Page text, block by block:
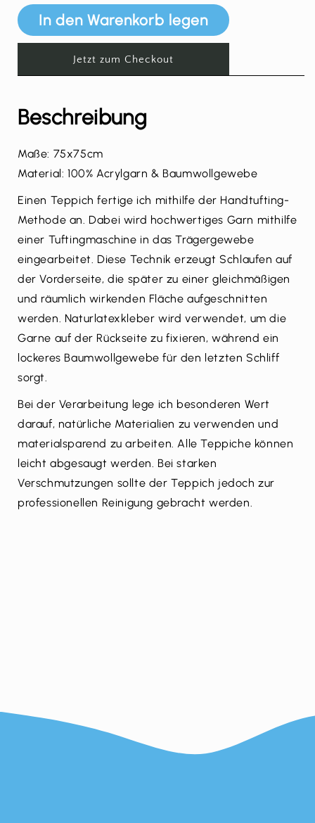
In den Warenkorb legen
Jetzt zum Checkout
Beschreibung
Maße: 75x75cm
Material: 100% Acrylgarn & Baumwollgewebe
Einen Teppich fertige ich mithilfe der Handtufting-
Methode an. Dabei wird hochwertiges Garn mithilfe
einer Tuftingmaschine in das Trägergewebe
eingearbeitet. Diese Technik erzeugt Schlaufen auf
der Vorderseite, die später zu einer gleichmäßigen
und räumlich wirkenden Fläche aufgeschnitten
werden. Naturlatexkleber wird verwendet, um die
Garne auf der Rückseite zu fixieren, während ein
lockeres Baumwollgewebe für den letzten Schliff
sorgt.
Bei der Verarbeitung lege ich besonderen Wert
darauf, natürliche Materialien zu verwenden und
materialsparend zu arbeiten. Alle Teppiche können
leicht abgesaugt werden. Bei starken
Verschmutzungen sollte der Teppich jedoch zur
professionellen Reinigung gebracht werden.